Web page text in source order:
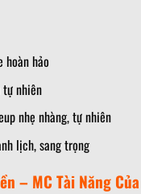
hoàn hảo
nhiên
nhẹ nhàng, tự nhiên
lịch, sang trọng
– MC Tài Năng